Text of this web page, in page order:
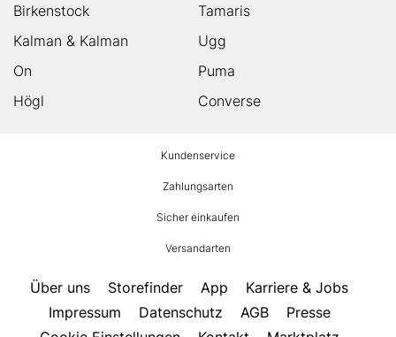
Birkenstock
Tamaris
Kalman & Kalman
Ugg
On
Puma
Högl
Converse
Kundenservice
Zahlungsarten
Sicher einkaufen
Versandarten
Über uns Storefinder App
Karriere & Jobs
Impressum
Datenschutz AGB
Presse